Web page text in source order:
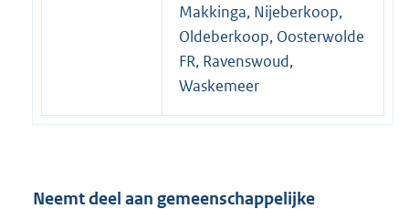
Makkinga, Nijeberkoop,
Oldeberkoop, Oosterwolde
FR, Ravenswoud,
Waskemeer
Neemt deel aan gemeenschappelijke